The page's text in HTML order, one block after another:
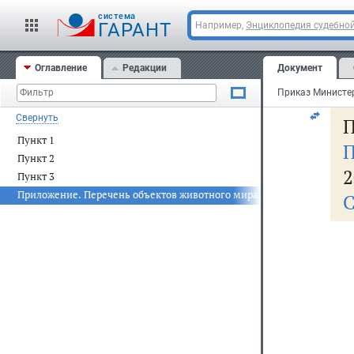
cистема
ГАРАНТ Например, Энциклопедия
Оглавление Редакции
Свернуть
Пункт 1
Пункт 2
Пункт 3
Приложение. Перечень объектов животного мира, занесённых в
Документ